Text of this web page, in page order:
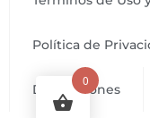
Política de
Devoluciones
0